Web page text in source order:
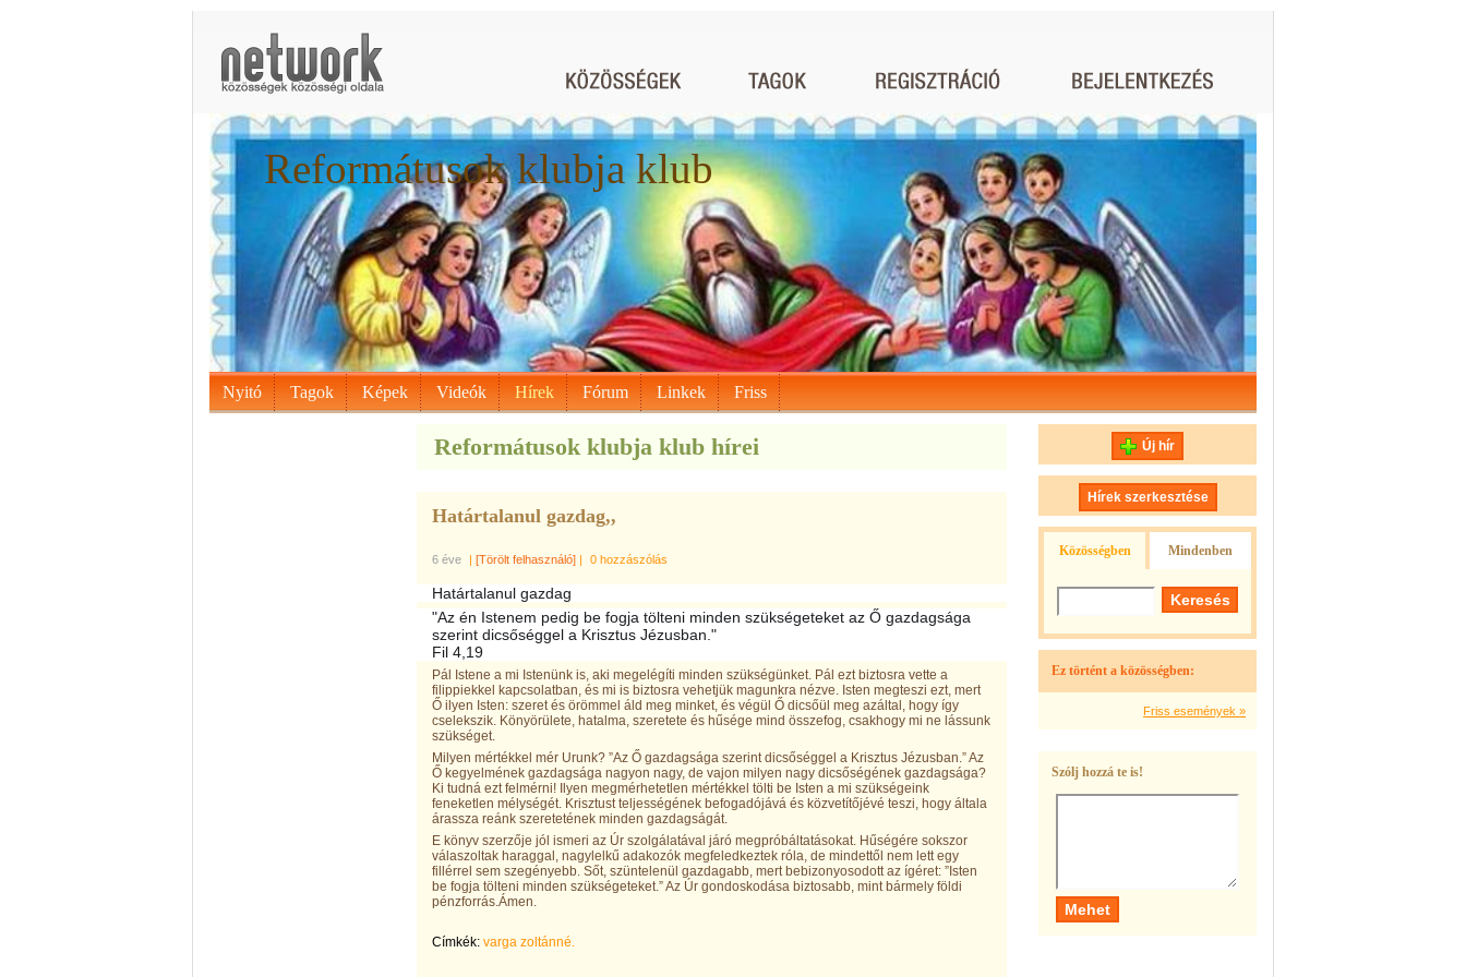
Reformátusok klubja klub
Nyitó Tagok Képek Videók Hírek Fórum Linkek Friss
Reformátusok klubja klub hírei
Határtalanul gazdag,,
6 éve | [Törölt felhasználó] | 0 hozzászólás
Határtalanul gazdag
"Az én Istenem pedig be fogja tölteni minden szükségeteket az Ő gazdagsága
szerint dicsőséggel a Krisztus Jézusban."
Fil 4,19
Pál Istene a mi Istenünk is, aki megelégíti minden szükségünket. Pál ezt biztosra vette a
filippiekkel kapcsolatban, és mi is biztosra vehetjük magunkra nézve. Isten megteszi ezt, mert
Ő ilyen Isten: szeret és örömmel áld meg minket, és végül Ő dicsőül meg azáltal, hogy így
cselekszik. Könyörülete, hatalma, szeretete és hűsége mind összefog, csakhogy mi ne lássunk
szükséget.
Milyen mértékkel mér Urunk? ”Az Ő gazdagsága szerint dicsőséggel a Krisztus Jézusban.” Az
Ő kegyelmének gazdagsága nagyon nagy, de vajon milyen nagy dicsőségének gazdagsága?
Ki tudná ezt felmérni! Ilyen megmérhetetlen mértékkel tölti be Isten a mi szükségeink
feneketlen mélységét. Krisztust teljességének befogadójává és közvetítőjévé teszi, hogy általa
árassza reánk szeretetének minden gazdagságát.
E könyv szerzője jól ismeri az Úr szolgálatával járó megpróbáltatásokat. Hűségére sokszor
válaszoltak haraggal, nagylelkű adakozók megfeledkeztek róla, de mindettől nem lett egy
fillérrel sem szegényebb. Sőt, szüntelenül gazdagabb, mert bebizonyosodott az ígéret: ”Isten
be fogja tölteni minden szükségeteket.” Az Úr gondoskodása biztosabb, mint bármely földi
pénzforrás.Ámen.
Címkék: varga zoltánné.
Új hír
Hírek szerkesztése
Közösségben Mindenben
Ez történt a közösségben:
Friss események »
Szólj hozzá te is!